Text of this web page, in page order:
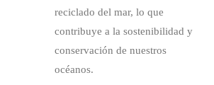
reciclado del mar, lo que
contribuye a la sostenibilidad y
conservación de nuestros
océanos.